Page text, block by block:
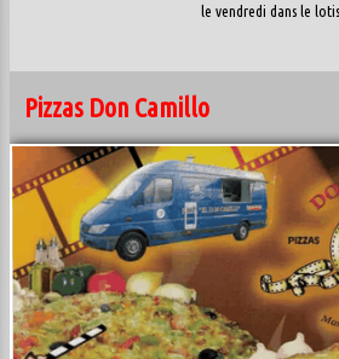
le vendredi dans le
Pizzas Don Camillo